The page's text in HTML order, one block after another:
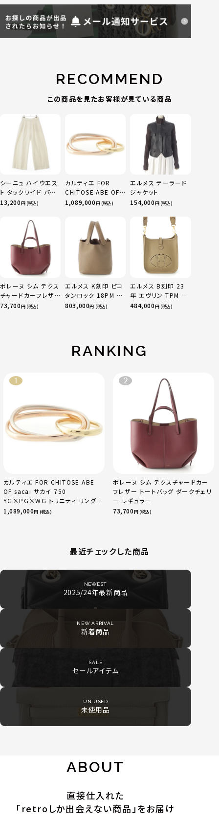
RECOMMEND
この商品を見たお客様が見ている商品
シーニュ ハイウエス
ト タックワイド パン
ツ ボトムス オフホワ
13,200円 (税込)
カルティエ FOR
CHITOSE ABE OF
sacai サカイ 750
ニティ リング 指輪 マ
ルチカラー 50 51
52 24.9g
1,089,000円 (税込)
エルメス テーラード
ジャケット
154,000円 (税込)
ポレーヌ シム テクス
チャードカーフレザ
ー トートバッグ ダー
73,700円 (税込)
エルメス K刻印 ピコ
タンロック 18PM ト
リヨン ハンドバッグ
803,000円 (税込)
エルメス B刻印 23
年 エヴリン TPM 16
アマゾン トリヨンク
484,000円 (税込)
RANKING
カルティエ FOR CHITOSE ABE
OF sacai サカイ 750
YG×PG×WG トリニティ リング
指輪 マルチカラー 50 51 52
1,089,000円 (税込)
ポレーヌ シム テクスチャードカー
フレザー トートバッグ ダークチェリ
ー レギュラー
73,700円 (税込)
最近チェックした商品
NEWEST
2025/24年最新商品
NEW ARRIVAL
新着商品
SALE
セールアイテム
UN USED
未使用品
ABOUT
直接仕入れた
「retroしか出会えない商品」をお届け